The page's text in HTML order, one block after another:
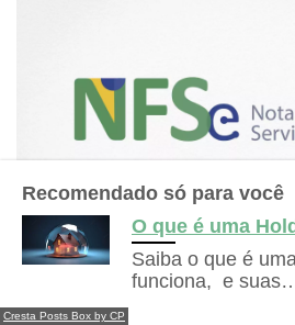
NFSe Nacional: Nota Técnica
Alfanumérico e traz novas
e contadores
Entre em
contato com nosso time!
Recomendado só para você
O que é uma
Saiba o que é
funciona, e
Cresta Posts Box by CP